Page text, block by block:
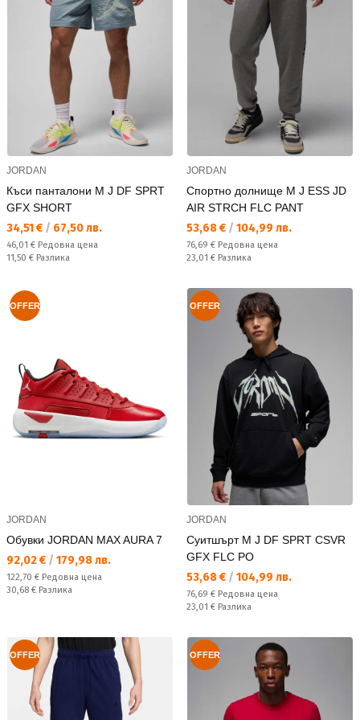
JORDAN
Къси панталони M J DF SPRT
GFX SHORT
Текуща цена:
34,51 € / 67,50 лв.
Редовна цена:
46,01 € Редовна цена
Спестявате:
11,50 € Разлика
JORDAN
Спортно долнище M J ESS JD
AIR STRCH FLC PANT
Текуща цена:
53,68 € / 104,99 лв.
Редовна цена:
76,69 € Редовна цена
Спестявате:
23,01 € Разлика
OFFER
JORDAN
Обувки JORDAN MAX AURA 7
Текуща цена:
92,02 € / 179,98 лв.
Редовна цена:
122,70 € Редовна цена
Спестявате:
30,68 € Разлика
OFFER
JORDAN
Суитшърт M J DF SPRT CSVR
GFX FLC PO
Текуща цена:
53,68 € / 104,99 лв.
Редовна цена:
76,69 € Редовна цена
Спестявате:
23,01 € Разлика
OFFER OFFER